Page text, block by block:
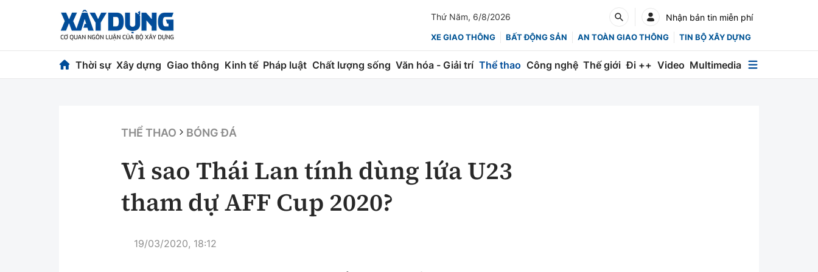
Thứ Năm, 6/8/2026 Nhận bản tin miễn phí
XE GIAO THÔNG BẤT ĐỘNG SẢN AN TOÀN GIAO THÔNG TIN BỘ XÂY DỰNG
Thời sự Xây dựng Giao thông Kinh tế Pháp luật Chất lượng sống Văn hóa - Giải trí Thể thao Công nghệ Thế giới Đi ++ Video Multimedia
Chuyện dọc đường
Chỉ đạo điều hành
Vật liệu xây dựng
Giám định chất lượng
Hàng không
Đường sắt
Chứng khoán
THỂ THAO BÓNG ĐÁ
Vì sao Thái Lan tính dùng lứa U23
tham dự AFF Cup 2020?
19/03/2020, 18:12